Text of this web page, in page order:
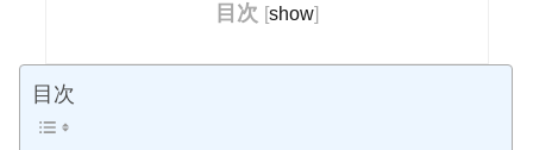
目次 [show]
目次